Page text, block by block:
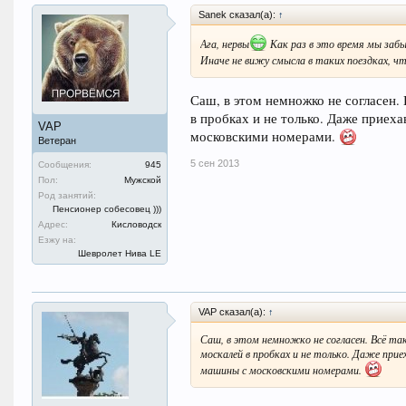
VAP
Ветеран
Сообщения:
945
Пол:
Мужской
Род занятий:
Пенсионер собесовец )))
Адрес:
Кисловодск
Езжу на:
Шевролет Нива LE
Sanek сказал(а): ↑
Ага, нервы
Как раз в это время мы
Иначе не вижу смысла в таких поездках,
Саш, в этом немножко не согласен.
в пробках и не только. Даже
московскими номерами.
5 сен 2013
VAP сказал(а): ↑
Саш, в этом немножко не согласен. Всё
москалей в пробках и не только. Даже
машины с московскими номерами.